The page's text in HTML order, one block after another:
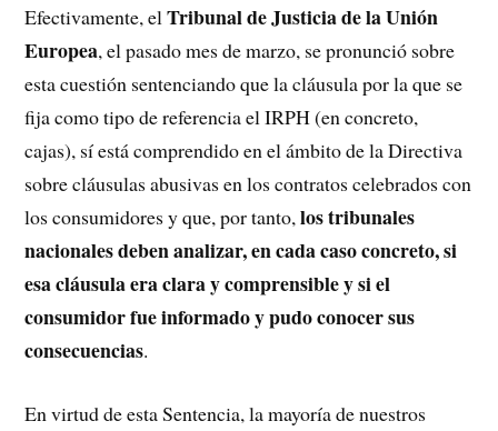
Efectivamente, elTribunal de Justicia de la Unión
Europea, el pasado mes de marzo, se pronunció sobre
esta cuestión sentenciando que la cláusula por la que se
fija como tipo de referencia el IRPH (en concreto,
cajas), sí está comprendido en el ámbito de la Directiva
sobre cláusulas abusivas en los contratos celebrados con
los consumidores y que, por tanto,los tribunales
nacionales deben analizar, en cada caso concreto, si
esa cláusula era clara y comprensible y si el
consumidor fue informado y pudo conocer sus
consecuencias.
En virtud de esta Sentencia, la mayoría de nuestros